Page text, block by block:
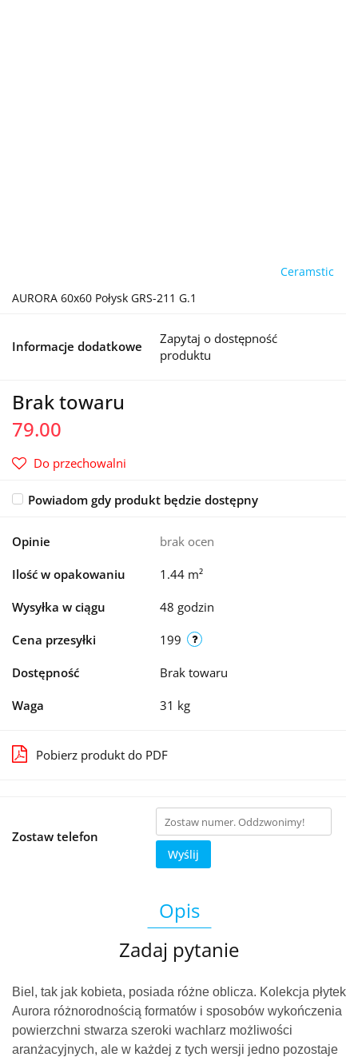
Ceramstic
AURORA 60x60 Połysk GRS-211 G.1
Informacje dodatkowe
Zapytaj o dostępność
produktu
Brak towaru
79.00
Do przechowalni
Powiadom gdy produkt będzie dostępny
Opinie brak ocen
Ilość w opakowaniu 1.44 m²
Wysyłka w ciągu 48 godzin
Cena przesyłki 199
Dostępność Brak towaru
Waga 31 kg
Pobierz produkt do PDF
Zostaw telefon
Wyślij
Opis
Zadaj pytanie
Biel, tak jak kobieta, posiada różne oblicza. Kolekcja płytek
Aurora różnorodnością formatów i sposobów wykończenia
powierzchni stwarza szeroki wachlarz możliwości
aranżacyjnych, ale w każdej z tych wersji jedno pozostaje